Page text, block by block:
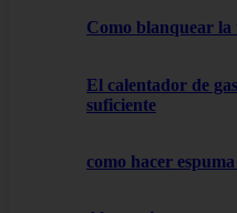
Como blanquear la
El calentador de
suficiente
como hacer